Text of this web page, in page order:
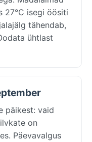
27°C isegi öösiti
tähendab,
ühtlast
päikest: vaid
on
Päevavalgus